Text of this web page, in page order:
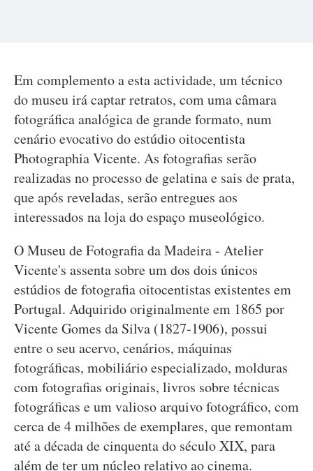
Em complemento a esta actividade, um técnico
do museu irá captar retratos, com uma câmara
fotográfica analógica de grande formato, num
cenário evocativo do estúdio oitocentista
Photographia Vicente. As fotografias serão
realizadas no processo de gelatina e sais de prata,
que após reveladas, serão entregues aos
interessados na loja do espaço museológico.
O Museu de Fotografia da Madeira - Atelier
Vicente's assenta sobre um dos dois únicos
estúdios de fotografia oitocentistas existentes em
Portugal. Adquirido originalmente em 1865 por
Vicente Gomes da Silva (1827-1906), possui
entre o seu acervo, cenários, máquinas
fotográficas, mobiliário especializado, molduras
com fotografias originais, livros sobre técnicas
fotográficas e um valioso arquivo fotográfico, com
cerca de 4 milhões de exemplares, que remontam
até a década de cinquenta do século XIX, para
além de ter um núcleo relativo ao cinema.